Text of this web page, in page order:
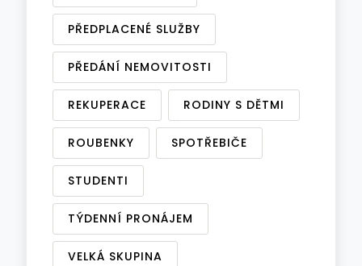
PŘEDPLACENÉ SLUŽBY
PŘEDÁNÍ NEMOVITOSTI
REKUPERACE RODINY S DĚTMI
ROUBENKY SPOTŘEBIČE
STUDENTI
TÝDENNÍ PRONÁJEM
VELKÁ SKUPINA